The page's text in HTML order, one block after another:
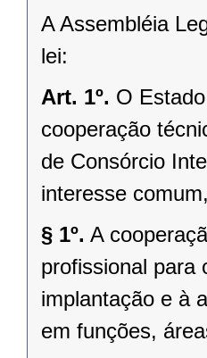
A Assembléia
lei:
Art. 1º. O
cooperação
de Consórcio
interesse
§ 1º. A
profissional para
implantação e à
em funções,